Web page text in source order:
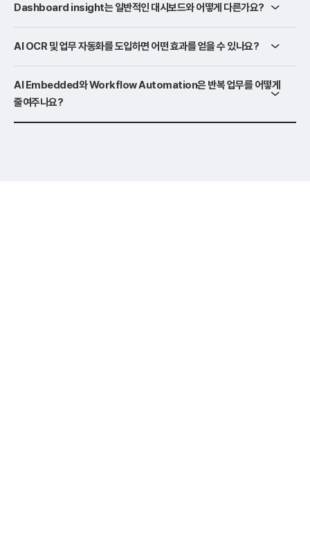
Dashboard insight는 일반적인 대시보드와 어떻게 다른가요?
AI OCR 및 업무 자동화를 도입하면 어떤 효과를 얻을 수 있나요?
AI Embedded와 Workflow Automation은 반복 업무를 어떻게
줄여주나요?